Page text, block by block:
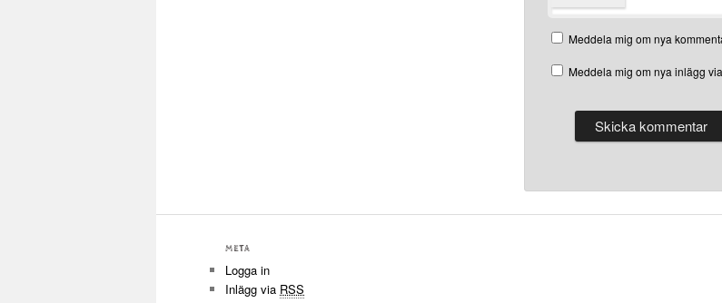
Meddela mig om nya
Meddela mig om nya inlägg
META
Logga in
Inlägg via RSS